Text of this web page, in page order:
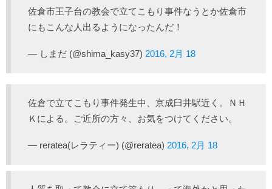
佐倉市王子台の教会で立てこもり事件なうとか佐倉市
にもこんな人出るようになったんだ！
— しまだ (@shima_kasy37) 2016, 2月 18
佐倉で立てこもり事件発生中、京成臼井駅近く。ＮＨ
Ｋによる。ご近所の方々、お気をつけてください。
— reratea(レラティー) (@reratea) 2016, 2月 18